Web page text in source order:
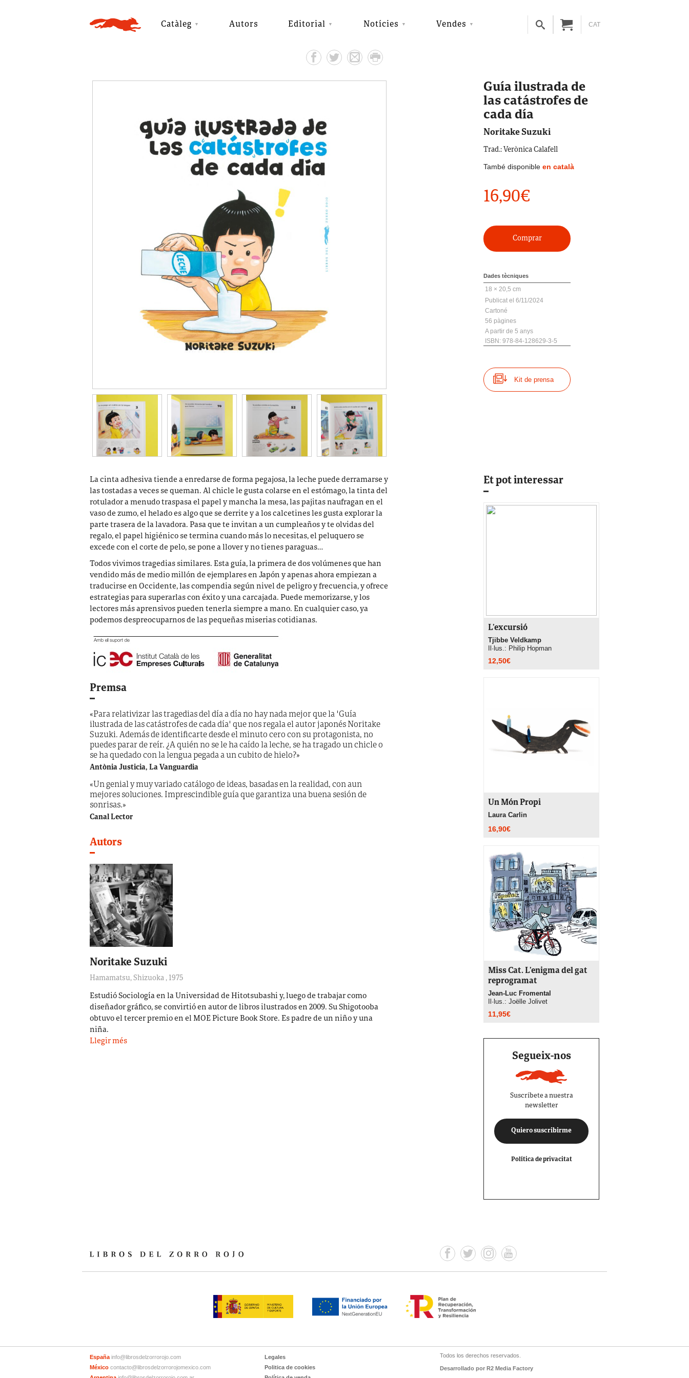
Catàleg Autors Editorial Notícies Vendes CAT
Guía ilustrada de
las catástrofes de
cada día
Noritake Suzuki
Trad.: Verònica Calafell
També disponible en català
16,90€
Comprar
Dades tècniques
18 × 20,5 cm
6/11/2024
Cartoné
56
5
ISBN: 978-84-128629-3-5
Kit de prensa
La cinta adhesiva tiende a enredarse de forma pegajosa, la leche puede derramarse y
las tostadas a veces se queman. Al chicle le gusta colarse en el estómago, la tinta del
rotulador a menudo traspasa el papel y mancha la mesa, las pajitas naufragan en el
vaso de zumo, el helado es algo que se derrite y a los calcetines les gusta explorar la
parte trasera de la lavadora. Pasa que te invitan a un cumpleaños y te olvidas del
regalo, el papel higiénico se termina cuando más lo necesitas, el peluquero se
excede con el corte de pelo, se pone a llover y no tienes paraguas…
Todos vivimos tragedias similares. Esta guía, la primera de dos volúmenes que han
vendido más de medio millón de ejemplares en Japón y apenas ahora empiezan a
traducirse en Occidente, las compendia según nivel de peligro y frecuencia, y ofrece
estrategias para superarlas con éxito y una carcajada. Puede memorizarse, y los
lectores más aprensivos pueden tenerla siempre a mano. En cualquier caso, ya
podemos despreocuparnos de las pequeñas miserias cotidianas.
Premsa
«Para relativizar las tragedias del día a día no hay nada mejor que la "Guía
ilustrada de las catástrofes de cada día" que nos regala el autor japonés Noritake
Suzuki. Además de identificarte desde el minuto cero con su protagonista, no
puedes parar de reír. ¿A quién no se le ha caído la leche, se ha tragado un chicle o
se ha quedado con la lengua pegada a un cubito de hielo?»
Antònia Justicia, La Vanguardia
«Un genial y muy variado catálogo de ideas, basadas en la realidad, con aun
mejores soluciones. Imprescindible guía que garantiza una buena sesión de
sonrisas.»
Canal Lector
Autors
Noritake Suzuki
Hamamatsu, Shizuoka , 1975
Estudió Sociología en la Universidad de Hitotsubashi y, luego de trabajar como
diseñador gráfico, se convirtió en autor de libros ilustrados en 2009. Su Shigotooba
obtuvo el tercer premio en el MOE Picture Book Store. Es padre de un niño y una
niña.
Llegir més
Et pot interessar
L’excursió
Tjibbe Veldkamp
Il·lus.: Philip Hopman
12,50€
Un Món Propi
Laura Carlin
16,90€
Miss Cat. L’enigma del gat
reprogramat
Jean-Luc Fromental
Il·lus.: Joëlle Jolivet
11,95€
Segueix-nos
Suscríbete a nuestra
newsletter
Quiero suscribirme
Política de privacitat
España info@librosdelzorrorojo.com
México contacto@librosdelzorrorojomexico.com
Legales
Politica de cookies
Todos los derechos reservados.
Desarrollado por R2 Media Factory